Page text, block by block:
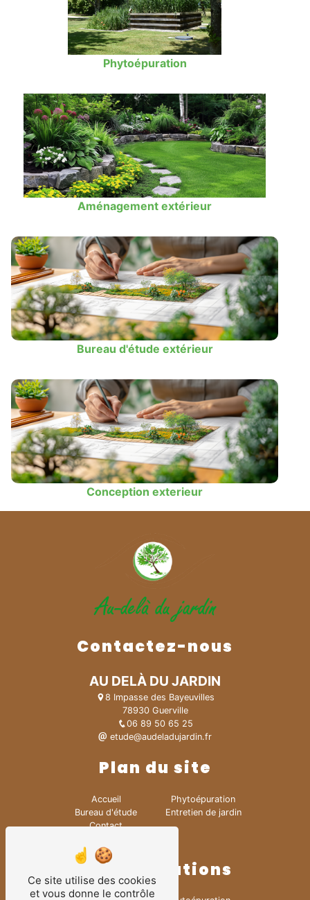
Phytoépuration
Aménagement extérieur
Bureau d'étude extérieur
Conception exterieur
Contactez-nous
AU DELÀ DU JARDIN
8 Impasse des Bayeuvilles
78930 Guerville
06 89 50 65 25
etude@audeladujardin.fr
Plan du site
Accueil
Bureau d'étude
Contact
Phytoépuration
Entretien de jardin
Nos prestations
Ce site utilise des cookies
et vous donne le contrôle